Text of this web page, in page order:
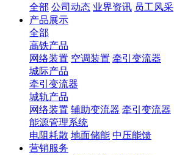
全部 公司动态 业界资讯 员工风采
产品展示
全部
高铁产品
网络装置 空调装置 牵引变流器
城际产品
牵引变流器
城轨产品
网络装置 辅助变流器 牵引变流器
能源管理系统
电阻耗散 地面储能 中压能馈
营销服务